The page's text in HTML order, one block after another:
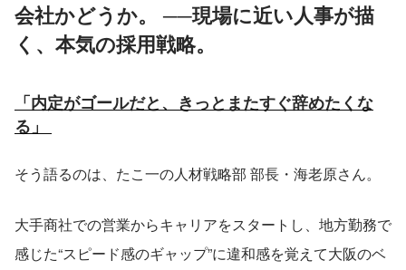
会社かどうか。 ──現場に近い人事が描
く、本気の採用戦略。
「内定がゴールだと、きっとまたすぐ辞めたくな
る」
そう語るのは、たこ一の人材戦略部 部長・海老原さん。
大手商社での営業からキャリアをスタートし、地方勤務で
感じた“スピード感のギャップ”に違和感を覚えて大阪のベ